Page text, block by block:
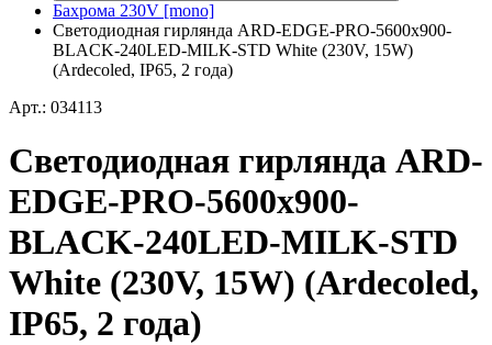
Бахрома 230V [mono]
Светодиодная гирлянда ARD-EDGE-PRO-5600x900-
BLACK-240LED-MILK-STD White (230V, 15W)
(Ardecoled, IP65, 2 года)
Арт.: 034113
Светодиодная гирлянда ARD-
EDGE-PRO-5600x900-
BLACK-240LED-MILK-STD
White (230V, 15W) (Ardecoled,
IP65, 2 года)